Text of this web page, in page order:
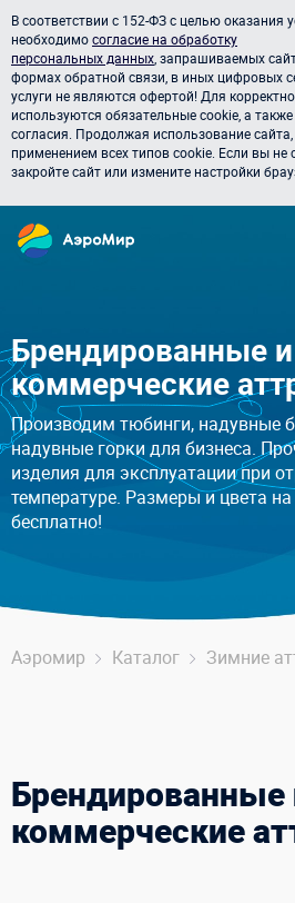
В соответствии с 152-ФЗ с целью оказания
необходимосогласие на обработку
персональных данных , запрашиваемых
формах обратной связи, в иных цифровых
услуги не являются офертой! Для
используются обязательные cookie, а
согласия. Продолжая использование
применением всех типов cookie. Если вы не
закройте сайт или измените настройки
Брендированные и
коммерческие
Производим тюбинги, надувные
надувные горки для бизнеса.
изделия для эксплуатации при
температуре. Размеры и цвета
бесплатно!
Аэромир Каталог Зимние
Брендированные
коммерческие